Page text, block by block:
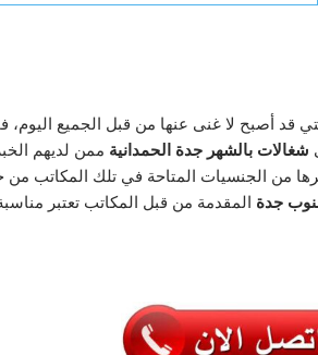
قد أصبح لا غنى عنها من قبل الجميع
شغالات بالشهر جدة الحمدانية ممن لديهم
من الجنسيات المتاحة في تلك المكاتب من
جدة المقدمة من قبل المكاتب تعتبر